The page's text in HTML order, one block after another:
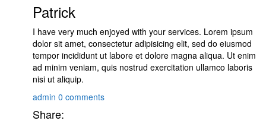
Patrick
I have very much enjoyed with your services. Lorem ipsum
dolor sit amet, consectetur adipisicing elit, sed do eiusmod
tempor incididunt ut labore et dolore magna aliqua. Ut enim
ad minim veniam, quis nostrud exercitation ullamco laboris
nisi ut aliquip.
admin 0 comments
Share: